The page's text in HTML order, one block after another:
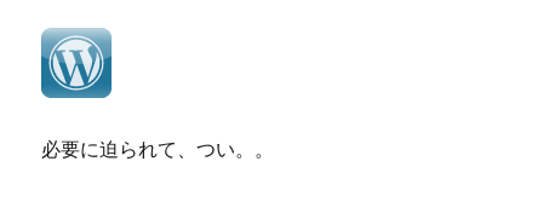
必要に迫られて、つい。。